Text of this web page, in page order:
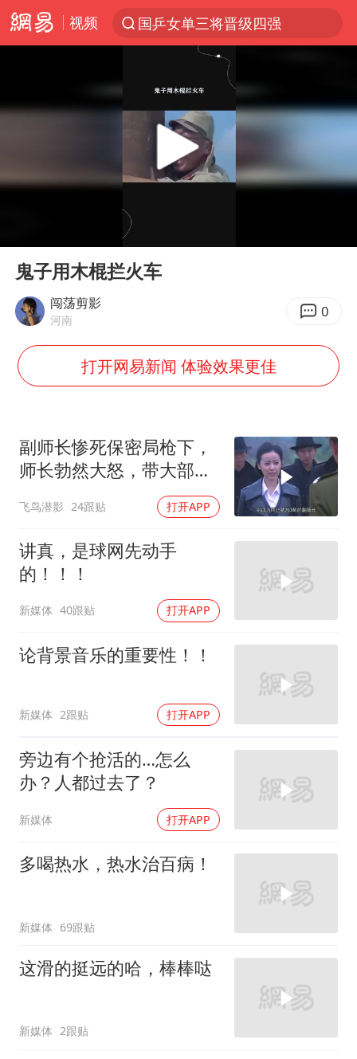
视频
国乒女单三将晋级四强
光影经济撬动暑期消费新蓝海
新疆优化调整景区内自驾服务费
WTT瑞典大满贯女单签表出炉
全民健身事业高质量发展
老挝国会主席赛宋蓬逝世
《欢迎来龙餐馆》口碑
白海豚将正面袭击贯穿浙江
酒店回应车内过夜被收150元
黄金牛市回来了吗
杭州全市有序停课
乐享全民健身 共筑健康中国
Play
鬼子用木棍拦火车
闯荡剪影
河南 0
打开网易新闻 体验效果更佳
副师长惨死保密局枪下，
师长勃然大怒，带大部队
飞鸟潜影 24跟贴 打开APP
讲真，是球网先动手
的！！！
新媒体 40跟贴 打开APP
论背景音乐的重要性！！
新媒体 2跟贴 打开APP
旁边有个抢活的…怎么
办？人都过去了？
新媒体 打开APP
多喝热水，热水治百病！
新媒体 69跟贴
这滑的挺远的哈，棒棒哒
新媒体 2跟贴